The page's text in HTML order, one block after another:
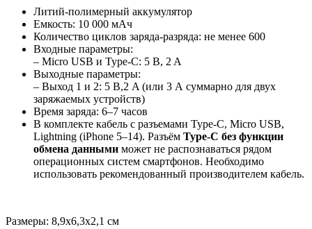
Литий-полимерный аккумулятор
Емкость: 10 000 мАч
Количество циклов заряда-разряда: не менее 600
Входные параметры:
– Micro USB и Type-C: 5 B, 2 A
Выходные параметры:
– Выход 1 и 2: 5 В,2 A (или 3 А суммарно для двух
заряжаемых устройств)
Время заряда: 6–7 часов
В комплекте кабель с разъемами Type-C, Micro USB,
Lightning (iPhone 5–14). Разъём Type-C без функции
обмена данными может не распознаваться рядом
операционных систем смартфонов. Необходимо
использовать рекомендованный производителем кабель.
Размеры: 8,9x6,3x2,1 см